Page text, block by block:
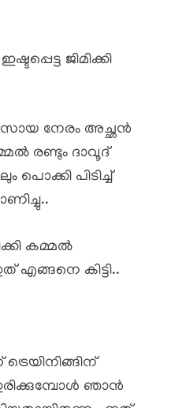
ജിമിക്കി
നേരം അച്ഛൻ
രണ്ടും ദാവൂദ്
പിടിച്ച്
കമ്മൽ
കിട്ടി..
ഞാൻ